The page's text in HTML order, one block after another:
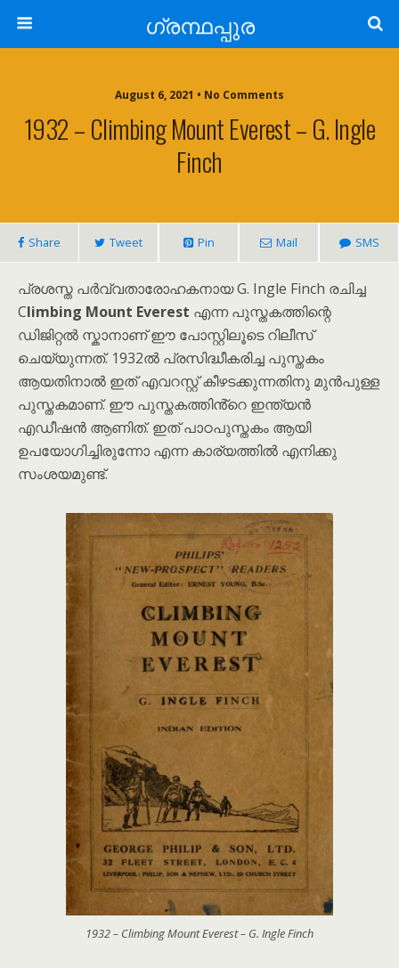
ഗ്രന്ഥപ്പുര
August 6, 2021 • No Comments
1932 – Climbing Mount Everest – G. Ingle
Finch
Share Tweet Pin Mail SMS
പ്രശസ്ത പർവ്വതാരോഹകനായ G. Ingle Finch രചിച്ച
Climbing Mount Everest എന്ന പുസ്തകത്തിന്റെ
ഡിജിറ്റൽ സ്കാനാണ് ഈ പോസ്റ്റിലൂടെ റിലീസ്
ചെയ്യുന്നത്. 1932ൽ പ്രസിദ്ധീകരിച്ച പുസ്തകം
ആയതിനാൽ ഇത് എവറസ്റ്റ് കീഴടക്കുന്നതിനു മുൻപുള്ള
പുസ്തകമാണ്. ഈ പുസ്തകത്തിൻ്റെ ഇന്ത്യൻ
എഡീഷൻ ആണിത്. ഇത് പാഠപുസ്തകം ആയി
ഉപയോഗിച്ചിരുന്നോ എന്ന കാര്യത്തിൽ എനിക്കു
സംശയമുണ്ട്.
1932 – Climbing Mount Everest – G. Ingle Finch